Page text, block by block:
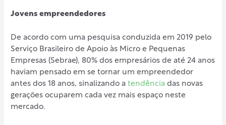
Jovens empreendedores
De acordo com uma pesquisa conduzida em 2019 pelo
Serviço Brasileiro de Apoio às Micro e Pequenas
Empresas (Sebrae), 80% dos empresários de até 24 anos
haviam pensado em se tornar um empreendedor
antes dos 18 anos, sinalizando atendência das novas
gerações ocuparem cada vez mais espaço neste
mercado.